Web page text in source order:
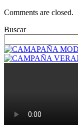
Comments are closed.
Buscar